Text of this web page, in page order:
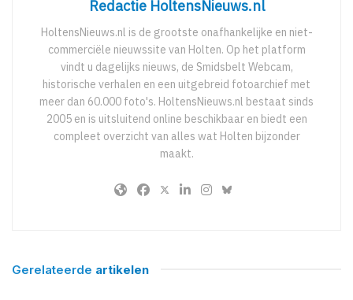
Redactie HoltensNieuws.nl
HoltensNieuws.nl is de grootste onafhankelijke en niet-
commerciële nieuwssite van Holten. Op het platform
vindt u dagelijks nieuws, de Smidsbelt Webcam,
historische verhalen en een uitgebreid fotoarchief met
meer dan 60.000 foto's. HoltensNieuws.nl bestaat sinds
2005 en is uitsluitend online beschikbaar en biedt een
compleet overzicht van alles wat Holten bijzonder
maakt.
Gerelateerde artikelen